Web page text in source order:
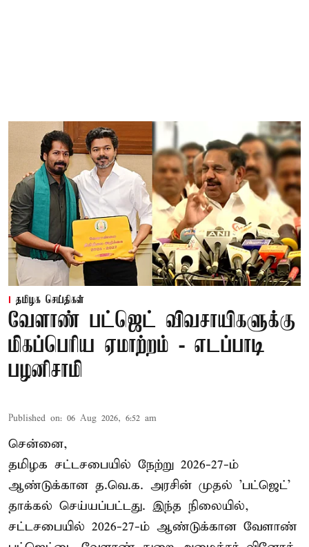
தமிழக செய்திகள்
வேளாண் பட்ஜெட் விவசாயிகளுக்கு
மிகப்பெரிய ஏமாற்றம் - எடப்பாடி
பழனிசாமி
Published on: 06 Aug 2026, 6:52 am
சென்னை,
தமிழக சட்டசபையில் நேற்று 2026-27-ம்
ஆண்டுக்கான த.வெ.க. அரசின் முதல் 'பட்ஜெட்'
தாக்கல் செய்யப்பட்டது. இந்த நிலையில்,
சட்டசபையில் 2026-27-ம் ஆண்டுக்கான வேளாண்